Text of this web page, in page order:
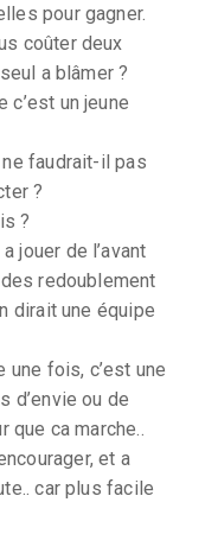
pour gagner.
coûter deux
a blâmer ?
c’est un jeune
faudrait-il pas
?
?
jouer de l’avant
redoublement
dirait une équipe
une fois, c’est une
d’envie ou de
ca marche..
et a
car plus facile